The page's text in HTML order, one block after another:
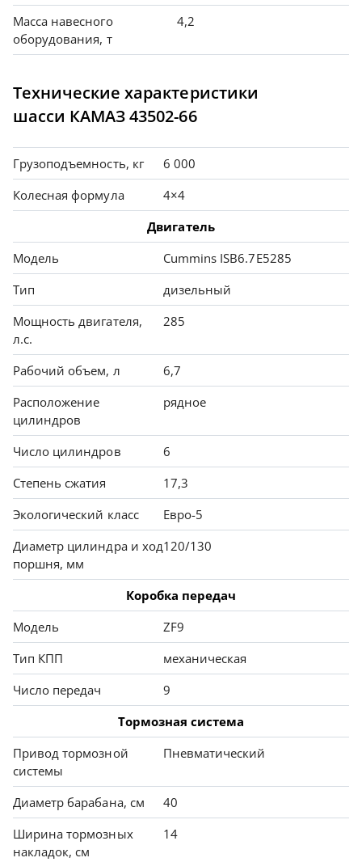
Масса навесного
оборудования, т
4,2
Технические характеристики
шасси КАМАЗ 43502-66
Грузоподъемность, кг
6 000
Колесная формула
4×4
Двигатель
Модель
Cummins ISB6.7E5285
Тип
дизельный
Мощность двигателя,
л.с.
285
Рабочий объем, л
6,7
Расположение
цилиндров
рядное
Число цилиндров
6
Степень сжатия
17,3
Экологический класс
Евро-5
Диаметр цилиндра и ход
поршня, мм
120/130
Коробка передач
Модель
ZF9
Тип КПП
механическая
Число передач
9
Тормозная система
Привод тормозной
системы
Пневматический
Диаметр барабана, см
40
Ширина тормозных
накладок, см
14